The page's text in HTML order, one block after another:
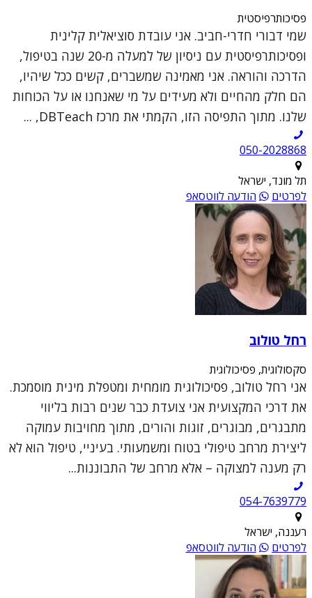
פסיכותרפיסטית
שמי דבורי חדרי-חביב. אני עובדת סוציאלית קלינית
ופסיכותרפיסטית עם ניסיון של למעלה מ-20 שנה בטיפול,
הדרכה והוראה. אני מאמינה שמשברים, קשים ככל שיהיו,
הם חלק מהחיים ולא מעידים על מי שאנחנו או על הכוחות
שלנו. מתוך התפיסה הזו, הקמתי את מרכז DBTeach, ...
050-2028868
תל מונד, ישראל
לפרטים
הודעה לווטסאפ
רחל טולוב
סקסולוגית, פסיכולוגית
אני רחל טולוב, פסיכולוגית מומחית ומטפלת מינית מוסמכת.
את דרכי המקצועית אני צועדת כבר שנים רבות בליווי
מתבגרים, מבוגרים, זוגות והורים, מתוך מחויבות עמוקה
ליצירת מרחב טיפולי בטוח ומשמעותי. בעיניי, טיפול הוא לא
רק מענה למצוקה – אלא מרחב של התבוננות...
054-7639779
רעננה, ישראל
לפרטים
הודעה לווטסאפ